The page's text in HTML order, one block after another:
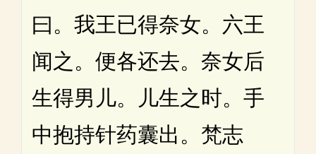
曰。我王已得奈女。六王
闻之。便各还去。奈女后
生得男儿。儿生之时。手
中抱持针药囊出。梵志